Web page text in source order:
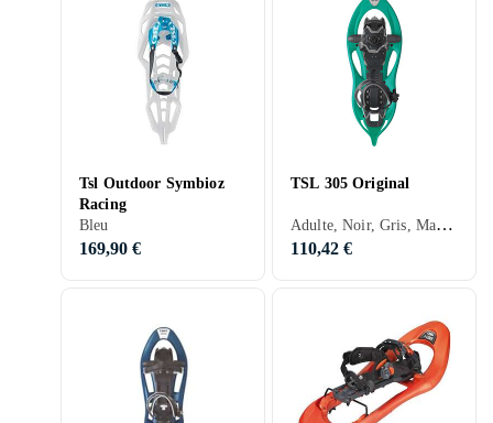
Tsl Outdoor Symbioz
Racing
Bleu
169,90 €
TSL 305 Original
Adulte, Noir, Gris, Marron, Bleu, Rouge, Jaune, Orange, Vert, Beige
110,42 €